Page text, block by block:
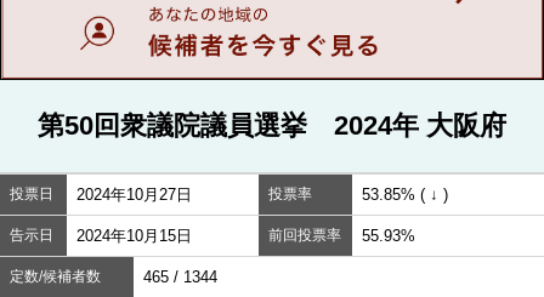
第50回衆議院議員選挙 2024年 大阪府
投票日 2024年10月27日 投票率 53.85% ( ↓ )
告示日 2024年10月15日 前回投票率 55.93%
定数/候補者数 465 / 1344